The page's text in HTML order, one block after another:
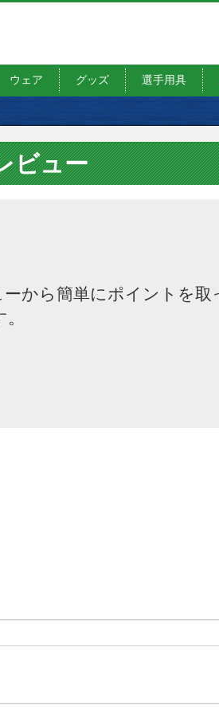
ウェア グッズ 選手用具
ビュー
から簡単にポイントを取